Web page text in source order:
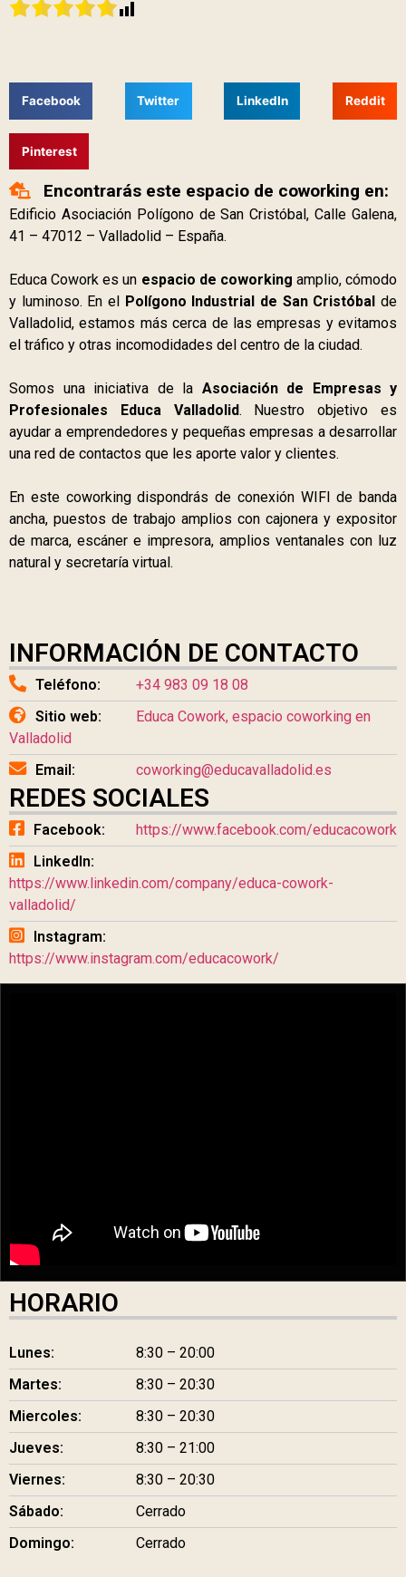
Facebook Twitter LinkedIn Reddit
Pinterest
Encontrarás este espacio de coworking en:
Edificio Asociación Polígono de San Cristóbal, Calle Galena,
41 – 47012 – Valladolid – España.
Educa Cowork es un espacio de coworking amplio, cómodo
y luminoso. En el Polígono Industrial de San Cristóbal de
Valladolid, estamos más cerca de las empresas y evitamos
el tráfico y otras incomodidades del centro de la ciudad.
Somos una iniciativa de la Asociación de Empresas y
Profesionales Educa Valladolid. Nuestro objetivo es
ayudar a emprendedores y pequeñas empresas a desarrollar
una red de contactos que les aporte valor y clientes.
En este coworking dispondrás de conexión WIFI de banda
ancha, puestos de trabajo amplios con cajonera y expositor
de marca, escáner e impresora, amplios ventanales con luz
natural y secretaría virtual.
INFORMACIÓN DE CONTACTO
Teléfono:
+34 983 09 18 08
Sitio web:
Educa Cowork, espacio coworking en
Valladolid
Email:
coworking@educavalladolid.es
REDES SOCIALES
Facebook:
https://www.facebook.com/educacowork
LinkedIn:
https://www.linkedin.com/company/educa-cowork-
valladolid/
Instagram:
https://www.instagram.com/educacowork/
HORARIO
Lunes:
8:30 – 20:00
Martes:
8:30 – 20:30
Miercoles:
8:30 – 20:30
Jueves:
8:30 – 21:00
Viernes:
8:30 – 20:30
Sábado:
Cerrado
Domingo:
Cerrado